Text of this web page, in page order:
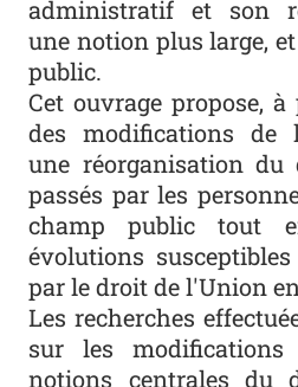
administratif et son
une notion plus large,
public.
Cet ouvrage propose,
des modifications de
une réorganisation du
passés par les
champ public tout
évolutions
par le droit de l'Union
Les recherches
sur les
notions centrales du